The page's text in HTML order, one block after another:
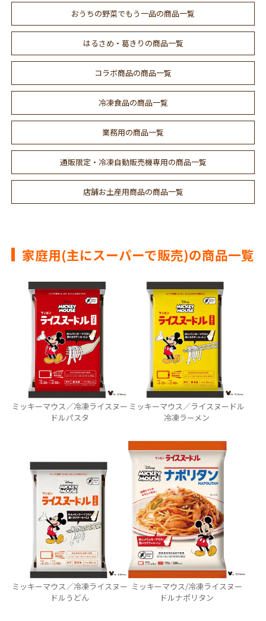
おうちの野菜でもう一品の商品一覧
はるさめ・葛きりの商品一覧
コラボ商品の商品一覧
冷凍食品の商品一覧
業務用の商品一覧
通販限定・冷凍自動販売機専用の商品一覧
店舗お土産用商品の商品一覧
家庭用(主にスーパーで販売)の商品一覧
ミッキーマウス／冷凍ライスヌー
ドルパスタ
ミッキーマウス／ライスヌードル
冷凍ラーメン
ミッキーマウス／冷凍ライスヌー
ドルうどん
ミッキーマウス/冷凍ライスヌー
ドルナポリタン